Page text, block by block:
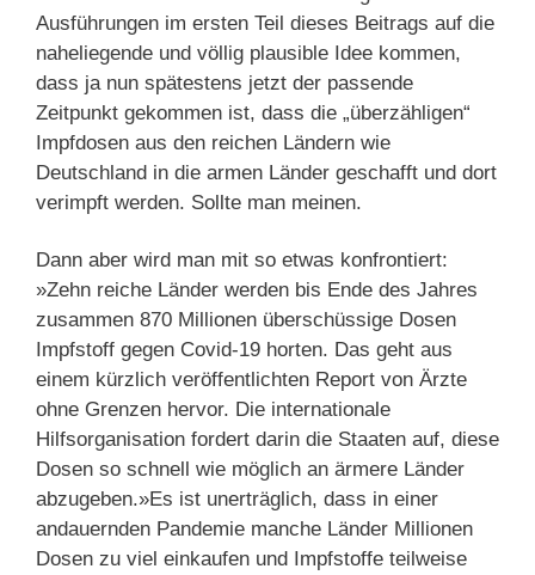
Ausführungen im ersten Teil dieses Beitrags auf die
naheliegende und völlig plausible Idee kommen,
dass ja nun spätestens jetzt der passende
Zeitpunkt gekommen ist, dass die „überzähligen“
Impfdosen aus den reichen Ländern wie
Deutschland in die armen Länder geschafft und dort
verimpft werden. Sollte man meinen.
Dann aber wird man mit so etwas konfrontiert:
»Zehn reiche Länder werden bis Ende des Jahres
zusammen 870 Millionen überschüssige Dosen
Impfstoff gegen Covid-19 horten. Das geht aus
einem kürzlich veröffentlichten Report von Ärzte
ohne Grenzen hervor. Die internationale
Hilfsorganisation fordert darin die Staaten auf, diese
Dosen so schnell wie möglich an ärmere Länder
abzugeben.»Es ist unerträglich, dass in einer
andauernden Pandemie manche Länder Millionen
Dosen zu viel einkaufen und Impfstoffe teilweise